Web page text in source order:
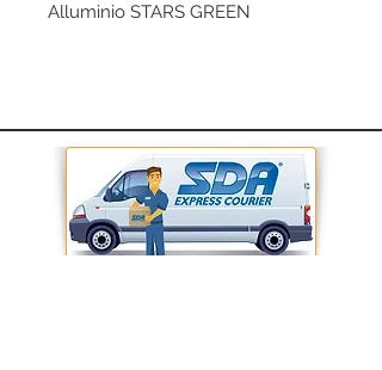
Alluminio STARS GREEN
Ideale per il legno ma anche per
cartone, ossa di pollo ecc